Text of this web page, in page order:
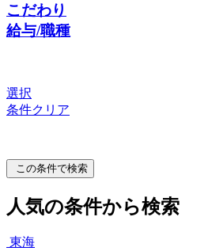
こだわり
給与/職種
選択
条件クリア
この条件で検索
人気の条件から検索
東海